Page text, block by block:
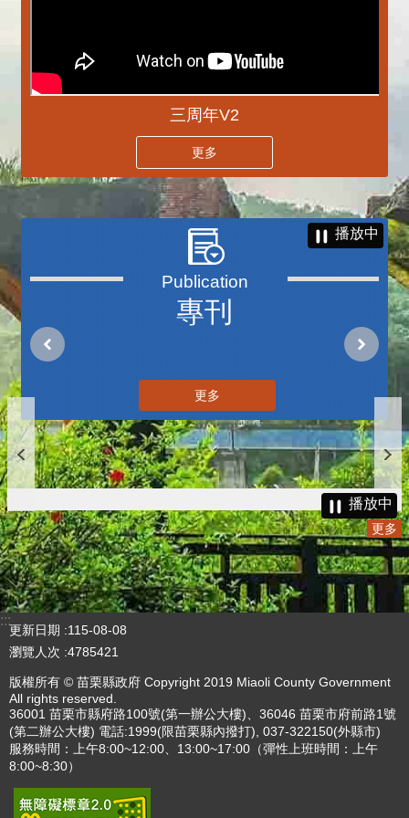
三周年V2
更多
專刊
播放中
更多
播放中
更多
:::
更新日期
115-08-08
瀏覽人次 4785421
版權所有 © 苗栗縣政府 Copyright 2019 Miaoli County Government
All rights reserved.
36001 苗栗市縣府路100號(第一辦公大樓)、36046 苗栗市府前路1號
(第二辦公大樓) 電話:1999(限苗栗縣內撥打), 037-322150(外縣市)
服務時間：上午8:00~12:00、13:00~17:00（彈性上班時間：上午
8:00~8:30）